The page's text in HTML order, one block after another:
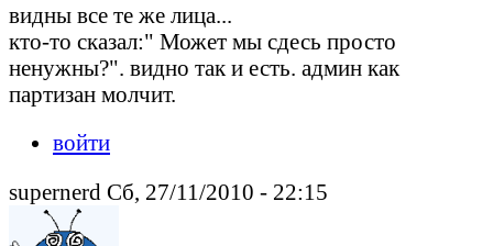
видны все те же лица...
кто-то сказал:" Может мы сдесь просто
ненужны?". видно так и есть. админ как
партизан молчит.
войти
supernerd Сб, 27/11/2010 - 22:15